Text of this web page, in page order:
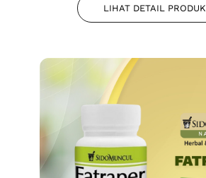
LIHAT DETAIL PRODUK